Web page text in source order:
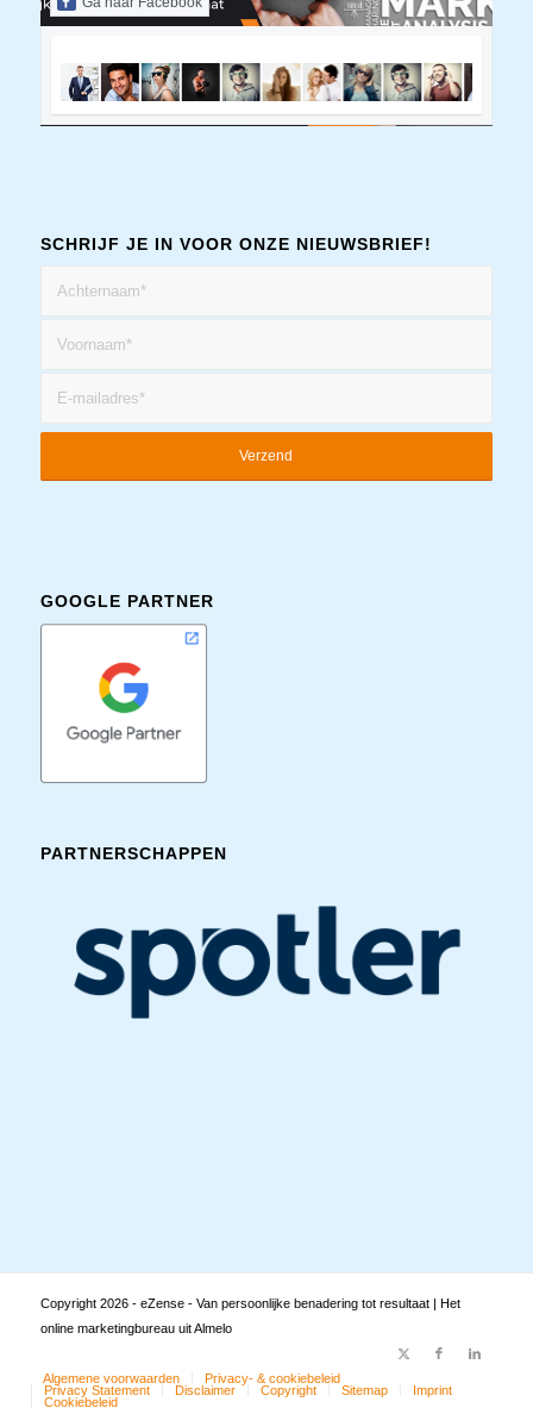
SCHRIJF JE IN VOOR ONZE NIEUWSBRIEF!
GOOGLE PARTNER
PARTNERSCHAPPEN
Copyright 2026 - eZense - Van persoonlijke benadering tot resultaat | Het
online marketingbureau uit Almelo
Algemene voorwaarden
Privacy- & cookiebeleid
Privacy Statement
Disclaimer Copyright Sitemap
Imprint
Cookiebeleid